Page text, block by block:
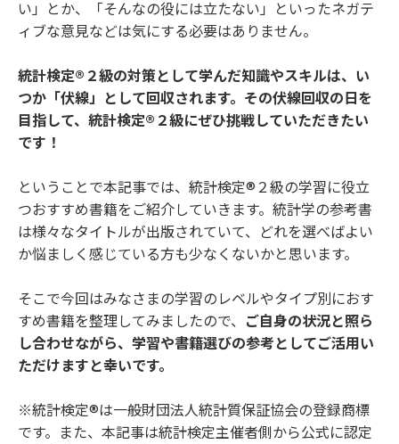
い」とか、「そんなの役には立たない」といったネガテ
ィブな意見などは気にする必要はありません。
統計検定®２級の対策として学んだ知識やスキルは、い
つか「伏線」として回収されます。その伏線回収の日を
目指して、統計検定®２級にぜひ挑戦していただきたい
です！
ということで本記事では、統計検定®２級の学習に役立
つおすすめ書籍をご紹介していきます。統計学の参考書
は様々なタイトルが出版されていて、どれを選べばよい
か悩ましく感じている方も少なくないかと思います。
そこで今回はみなさまの学習のレベルやタイプ別におす
すめ書籍を整理してみましたので、 ご自身の状況と照ら
し合わせながら、学習や書籍選びの参考としてご活用い
ただけますと幸いです。
※統計検定®は一般財団法人統計質保証協会の登録商標
です。また、本記事は統計検定主催者側から公式に認定